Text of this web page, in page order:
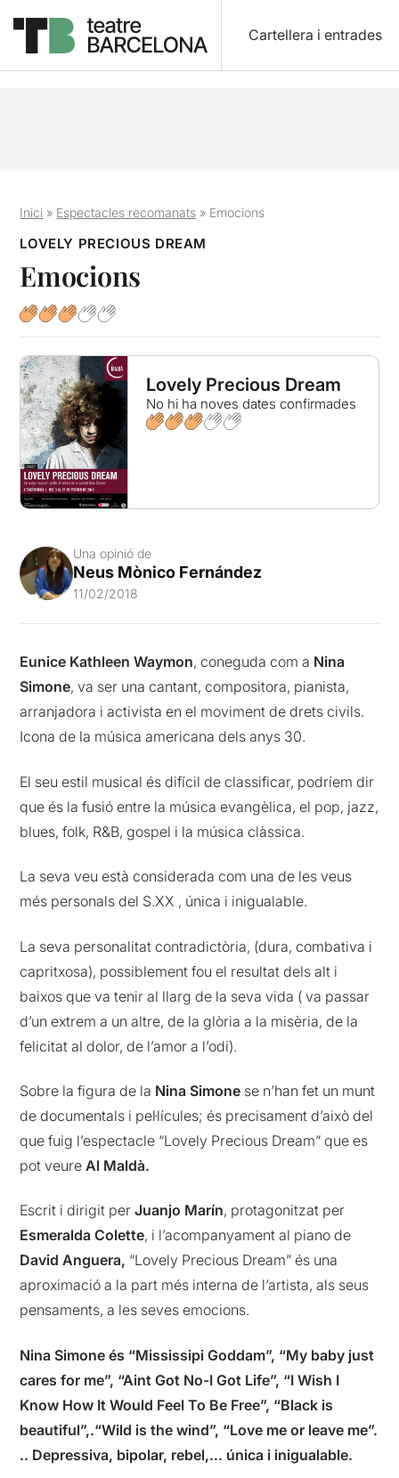
Cartellera i entrades
Inici » Espectacles recomanats » Emocions
LOVELY PRECIOUS DREAM
Emocions
Lovely Precious Dream
No hi ha noves dates confirmades
Una opinió de
Neus Mònico Fernández
11/02/2018
Eunice Kathleen Waymon, coneguda com a Nina
Simone, va ser una cantant, compositora, pianista,
arranjadora i activista en el moviment de drets civils.
Icona de la música americana dels anys 30.
El seu estil musical és difícil de classificar, podríem dir
que és la fusió entre la música evangèlica, el pop, jazz,
blues, folk, R&B, gospel i la música clàssica.
La seva veu està considerada com una de les veus
més personals del S.XX , única i inigualable.
La seva personalitat contradictòria, (dura, combativa i
capritxosa), possiblement fou el resultat dels alt i
baixos que va tenir al llarg de la seva vida ( va passar
d’un extrem a un altre, de la glòria a la misèria, de la
felicitat al dolor, de l’amor a l’odi).
Sobre la figura de la Nina Simone se n’han fet un munt
de documentals i pel·lícules; és precisament d’això del
que fuig l’espectacle “Lovely Precious Dream” que es
pot veureAl Maldà.
Escrit i dirigit perJuanjo Marín, protagonitzat per
Esmeralda Colette, i l’acompanyament al piano de
David Anguera, “Lovely Precious Dream” és una
aproximació a la part més interna de l’artista, als seus
pensaments, a les seves emocions.
Nina Simone és “Mississipi Goddam”, “My baby just
cares for me”, “Aint Got No-I Got Life”, “I Wish I
Know How It Would Feel To Be Free”, “Black is
beautiful”,.“Wild is the wind”, “Love me or leave me”.
.. Depressiva, bipolar, rebel,… única i inigualable.